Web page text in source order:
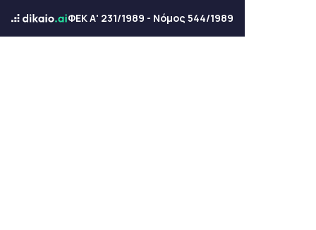
ΦΕΚ Α' 231/1989 - Νόμος 544/1989